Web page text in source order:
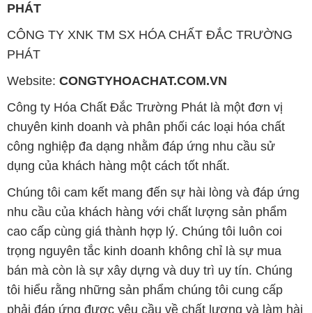
PHÁT
CÔNG TY XNK TM SX HÓA CHẤT ĐẮC TRƯỜNG
PHÁT
Website: CONGTYHOACHAT.COM.VN
Công ty Hóa Chất Đắc Trường Phát là một đơn vị
chuyên kinh doanh và phân phối các loại hóa chất
công nghiệp đa dạng nhằm đáp ứng nhu cầu sử
dụng của khách hàng một cách tốt nhất.
Chúng tôi cam kết mang đến sự hài lòng và đáp ứng
nhu cầu của khách hàng với chất lượng sản phẩm
cao cấp cùng giá thành hợp lý. Chúng tôi luôn coi
trọng nguyên tắc kinh doanh không chỉ là sự mua
bán mà còn là sự xây dựng và duy trì uy tín. Chúng
tôi hiểu rằng những sản phẩm chúng tôi cung cấp
phải đáp ứng được yêu cầu về chất lượng và làm hài